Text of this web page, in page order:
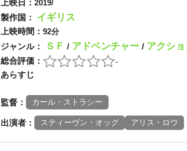
上映日： 2019/
製作国： イギリス
上映時間： 92分
ジャンル： ＳＦ / アドベンチャー / アクショ
総合評価： -
あらすじ
監督： カール・ストラシー
出演者： スティーヴン・オッグ アリス・ロウ